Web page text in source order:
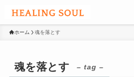
ホーム 魂を落とす
魂を落とす – tag –